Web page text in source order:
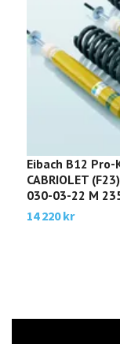
Eibach B12
CABRIOLET
030-03-22 M
14 220 kr